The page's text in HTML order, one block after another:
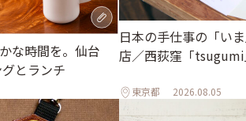
な時間を。仙台
とランチ
日本の手仕事の「い
店／西荻窪「tsugumi
東京都 2026.08.05